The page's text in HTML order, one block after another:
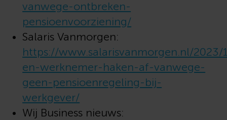
vanwege-ontbreken-
pensioenvoorziening/
Salaris Vanmorgen:
https://www.salarisvanmorgen.nl/
en-werknemer-haken-af-vanwege-
geen-pensioenregeling-bij-
werkgever/
Wij Business nieuws: